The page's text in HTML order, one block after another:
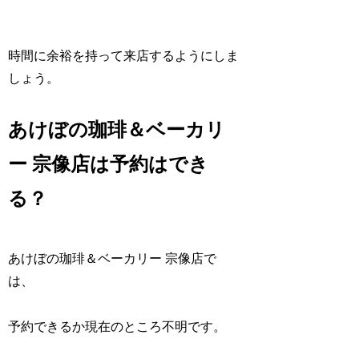
時間に余裕を持って来店するようにしま
しょう。
あけぼの珈琲＆ベーカリ
ー 宗像店は予約はでき
る？
あけぼの珈琲＆ベーカリー 宗像店で
は、
予約できるか現在のところ不明です。